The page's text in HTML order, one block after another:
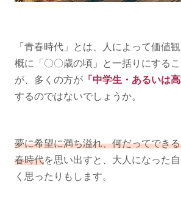
「青春時代」とは、人によって価値
概に「〇〇歳の頃」と一括りにする
が、多くの方が「中学生・あるいは高
するのではないでしょうか。
夢に希望に満ち溢れ、何だってでき
春時代を思い出すと、大人になった
く思ったりもします。